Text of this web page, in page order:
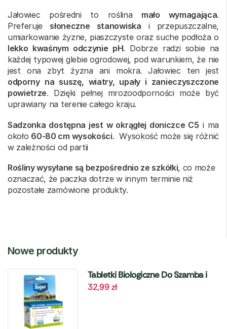
Jałowiec pośredni to roślina mało wymagająca.
Preferuje słoneczne stanowiska i przepuszczalne,
umiarkowanie żyzne, piaszczyste oraz suche podłoża o
lekko kwaśnym odczynie pH. Dobrze radzi sobie na
każdej typowej glebie ogrodowej, pod warunkiem, że nie
jest ona zbyt żyzna ani mokra. Jałowiec ten jest
odporny na suszę, wiatry, upały i zanieczyszczone
powietrze. Dzięki pełnej mrozoodporności może być
uprawiany na terenie całego kraju.
Sadzonka dostępna jest w okrągłej doniczce C5 i ma
około 60-80 cm wysokości. Wysokość może się różnić
w zależności od partii
Rośliny wysyłane są bezpośrednio ze szkółki, co może
oznaczać, że paczka dotrze w innym terminie niż
pozostałe zamówione produkty.
Nowe produkty
Tabletki Biologiczne Do Szamba i
Oczyszczalni – 6 szt. Target
32,99zł